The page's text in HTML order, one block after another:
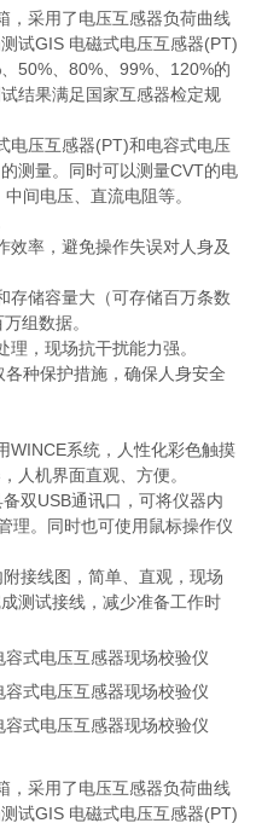
，采用了电压互感器负荷曲线
试GIS 电磁式电压互感器(PT)
50%、80%、99%、120%的
结果满足国家互感器检定规
电压互感器(PT)和电容式电压
测量。同时可以测量CVT的电
间电压、直流电阻等。
效率，避免操作失误对人身及
存储容量大（可存储百万条数
组数据。
，现场抗干扰能力强。
种保护措施，确保人身安全
WINCE系统，人性化彩色触摸
人机界面直观、方便。
双USB通讯口，可将仪器内
理。同时也可使用鼠标操作仪
接线图，简单、直观，现场
测试接线，减少准备工作时
，采用了电压互感器负荷曲线
试GIS 电磁式电压互感器(PT)